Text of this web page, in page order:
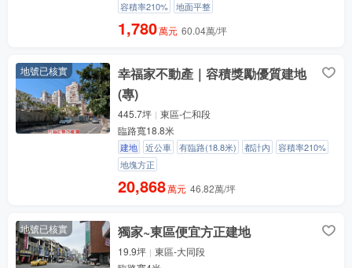
容積率210%
地面平整
1,780萬元 60.04萬/坪
地號已核實
幸福家不動產｜容積獎勵優質建地
(專)
445.7坪
東區-仁和段
臨路寬18.8米
建地 近公車 有臨路(18.8米) 都計內
容積率210%
地塊方正
20,868萬元 46.82萬/坪
地號已核實 獨家~東區便宜方正建地
19.9坪
東區-大同段